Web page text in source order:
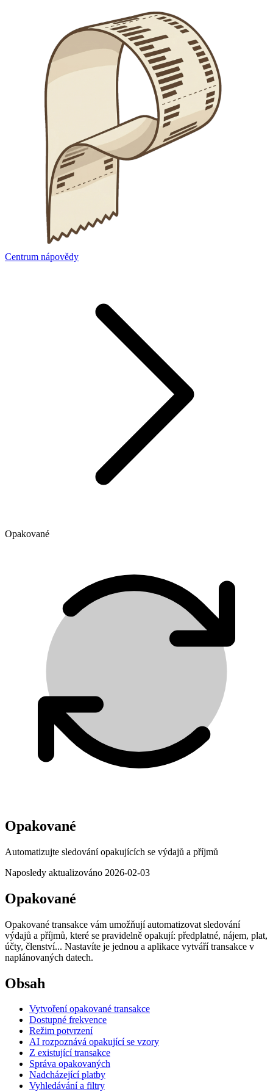
Centrum nápovědy
Opakované
Opakované
Automatizujte sledování opakujících se výdajů a příjmů
Naposledy aktualizováno 2026-02-03
Opakované
Opakované transakce vám umožňují automatizovat sledování
výdajů a příjmů, které se pravidelně opakují: předplatné, nájem, plat,
účty, členství... Nastavíte je jednou a aplikace vytváří transakce v
naplánovaných datech.
Obsah
Vytvoření opakované transakce
Dostupné frekvence
Režim potvrzení
AI rozpoznává opakující se vzory
Z existující transakce
Správa opakovaných
Nadcházející platby
Vyhledávání a filtry